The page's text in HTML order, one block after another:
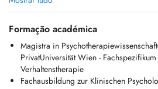
Die Anerkennung als Psychotherapeutin in
Bearbeitung, daher werden derzeit nur
Sitzungen (nicht CNS-rückerstattet)
In ihrer Praxis in Luxemburg begleitet sie
Belastungen wie Angststörungen, Stress,
Formação académica
Magistra in
PrivatUniversität Wien -
Verhaltenstherapie
Fachausbildung zur Klinischen